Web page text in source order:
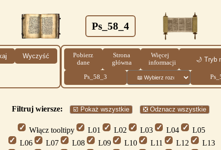
Ps_58_4
Wyczyść
Pobierz
dane
Strona
główna
Więcej
informacji
🌙 Tryb
Ps_58_3
Filtruj wiersze: ☑️ Pokaż wszystkie ❎ Odznacz wszystkie
Włącz tooltipy L01 L02 L03 L04
L05
L06
L07 L08 L09 L10 L11 L12
L13